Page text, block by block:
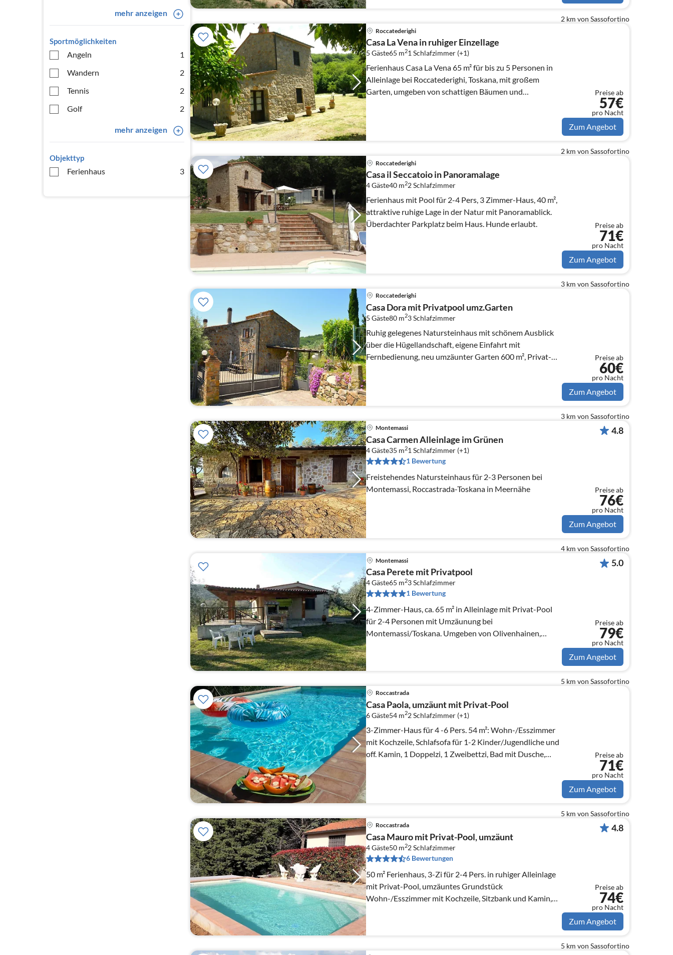
mehr anzeigen
Sportmöglichkeiten
Angeln
1
Wandern
2
Tennis
2
Golf
2
mehr anzeigen
Objekttyp
Ferienhaus 3
2 km von Sassofortino
Roccatederighi
Casa La Vena in ruhiger Einzellage
5 Gäste65 m21 Schlafzimmer (+1)
Ferienhaus Casa La Vena 65 m² für bis zu 5 Personen in
Alleinlage bei Roccatederighi, Toskana, mit großem
Garten, umgeben von schattigen Bäumen und
Maroniwald (Esskastanien).
Preise ab
57€
pro Nacht
Zum Angebot
2 km von Sassofortino
Roccatederighi
Casa il Seccatoio in Panoramalage
4 Gäste40 m22Schlafzimmer
Ferienhaus mit Pool für 2-4 Pers, 3 Zimmer-Haus, 40 m²,
attraktive ruhige Lage in der Natur mit Panoramablick.
Überdachter Parkplatz beim Haus. Hunde erlaubt.
Preise ab
71€
pro Nacht
Zum Angebot
3 km von Sassofortino
Roccatederighi
Casa Dora mit Privatpool umz.Garten
5 Gäste80 m23Schlafzimmer
Ruhig gelegenes Natursteinhaus mit schönem Ausblick
über die Hügellandschaft, eigene Einfahrt mit
Fernbedienung, neu umzäunter Garten 600 m², Privat-
Pool, Pavillion mit Mobiliar
Preise ab
60€
pro Nacht
Zum Angebot
3 km von Sassofortino
Montemassi
Casa Carmen Alleinlage im Grünen
4 Gäste35 m21 Schlafzimmer (+1)
1 Bewertung
Freistehendes Natursteinhaus für 2-3 Personen bei
Montemassi, Roccastrada-Toskana in Meernähe
4.8
Preise ab
76€
pro Nacht
Zum Angebot
4 km von Sassofortino
Montemassi
Casa Perete mit Privatpool
4 Gäste65 m23Schlafzimmer
1 Bewertung
4-Zimmer-Haus, ca. 65 m² in Alleinlage mit Privat-Pool
für 2-4 Personen mit Umzäunung bei
Montemassi/Toskana. Umgeben von Olivenhainen,
Feldern und Wald mit bezaubernder Aussicht.
5.0
Preise ab
79€
pro Nacht
Zum Angebot
5 km von Sassofortino
Roccastrada
Casa Paola, umzäunt mit Privat-Pool
6 Gäste54 m22Schlafzimmer (+1)
3-Zimmer-Haus für 4 -6 Pers. 54 m²: Wohn-/Esszimmer
mit Kochzeile, Schlafsofa für 1-2 Kinder/Jugendliche und
off. Kamin, 1 Doppelzi, 1 Zweibettzi, Bad mit Dusche,
Bidet, WC.
Preise ab
71€
pro Nacht
Zum Angebot
5 km von Sassofortino
Roccastrada
Casa Mauro mit Privat-Pool, umzäunt
4 Gäste50 m22Schlafzimmer
6 Bewertungen
50 m² Ferienhaus, 3-Zi für 2-4 Pers. in ruhiger Alleinlage
mit Privat-Pool, umzäuntes Grundstück
Wohn-/Esszimmer mit Kochzeile, Sitzbank und Kamin,
Doppelzi., Zweibettzi., Du/WC
4.8
Preise ab
74€
pro Nacht
Zum Angebot
5 km von Sassofortino